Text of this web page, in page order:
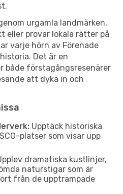
urgamla landmärken,
eller provar lokala rätter på
varje hörn av Förenade
Det är en
både förstagångsresenärer
att dyka in och
Upptäck historiska
platser som visar upp
dramatiska kustlinjer,
naturstigar som är
från de upptrampade